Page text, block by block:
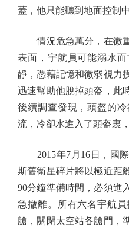
蓋，他只能聽到地面控制
情況危急萬分，在微重
表面，宇航員可能溺水
靜，憑藉記憶和微弱視力
迅速幫助他脫掉頭盔，此
後續調查發現，頭盔的
流，冷卻水進入了頭盔裏
2015年7月16日，國際
斯舊衛星碎片將以極近距
90分鐘準備時間，必須進
急撤離。所有六名宇航
艙，關閉太空站各艙門，